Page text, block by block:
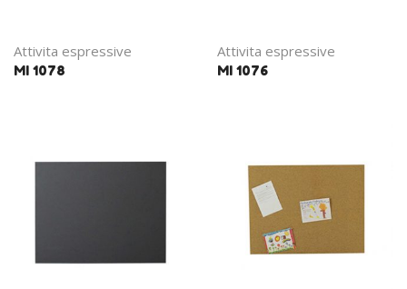
Attivita espressive
MI 1078
Attivita espressive
MI 1076